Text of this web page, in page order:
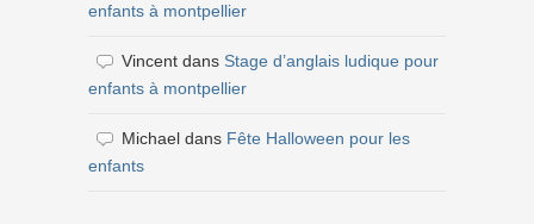
enfants à montpellier
Vincent dans Stage d’anglais ludique pour
enfants à montpellier
Michael dans Fête Halloween pour les
enfants